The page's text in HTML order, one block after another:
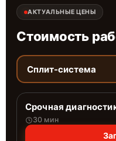
АКТУАЛЬНЫЕ ЦЕНЫ
Стоимость
Сплит-система
Срочная
30 мин